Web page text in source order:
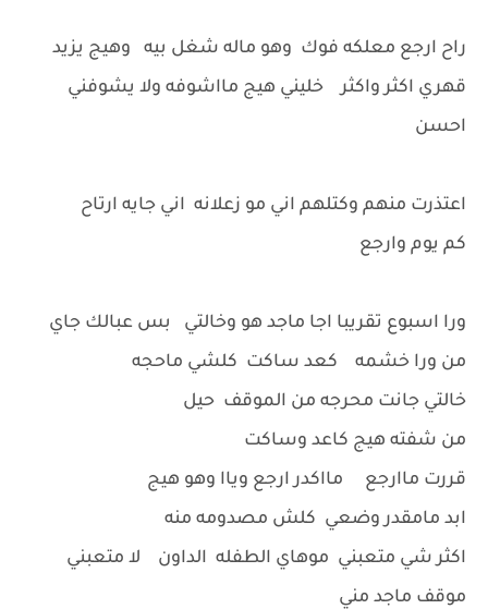
راح ارجع معلكه فوك وهو ماله شغل بيه وهيج يزيد
قهري اكثر واكثر خليني هيج مااشوفه ولا يشوفني
احسن
اعتذرت منهم وكتلهم اني مو زعلانه اني جايه ارتاح
كم يوم وارجع
ورا اسبوع تقريبا اجا ماجد هو وخالتي بس عبالك جاي
من ورا خشمه كعد ساكت كلشي ماحجه
خالتي جانت محرجه من الموقف حيل
من شفته هيج كاعد وساكت
قررت ماارجع مااكدر ارجع وياا وهو هيج
ابد مامقدر وضعي كلش مصدومه منه
اكثر شي متعبني موهاي الطفله الداون لا متعبني
موقف ماجد مني